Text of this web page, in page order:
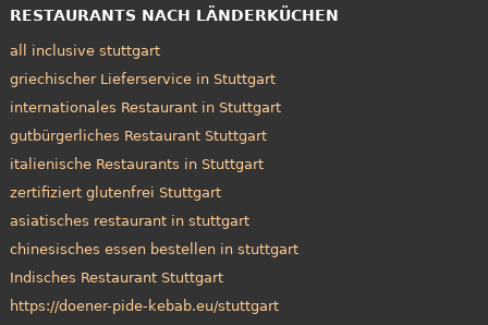
RESTAURANTS NACH LÄNDERKÜCHEN
all inclusive stuttgart
griechischer Lieferservice in Stuttgart
internationales Restaurant in Stuttgart
gutbürgerliches Restaurant Stuttgart
italienische Restaurants in Stuttgart
zertifiziert glutenfrei Stuttgart
asiatisches restaurant in stuttgart
chinesisches essen bestellen in stuttgart
Indisches Restaurant Stuttgart
https://doener-pide-kebab.eu/stuttgart